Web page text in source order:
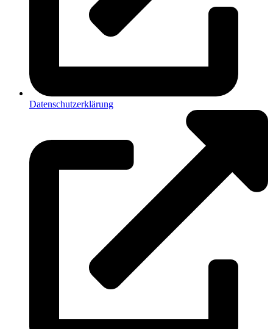
Datenschutzerklärung